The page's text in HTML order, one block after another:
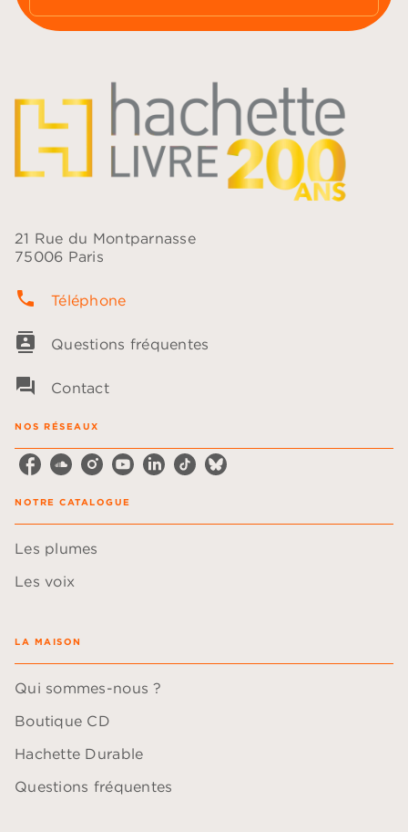
21 Rue du Montparnasse
75006 Paris
phone Téléphone
contacts Questions fréquentes
question_answer Contact
NOS RÉSEAUX
NOTRE CATALOGUE
Les plumes
Les voix
LA MAISON
Qui sommes-nous ?
Boutique CD
Hachette Durable
Questions fréquentes